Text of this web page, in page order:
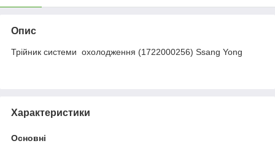
Опис
Трійник системи охолодження (1722000256) Ssang Yong
Характеристики
Основні